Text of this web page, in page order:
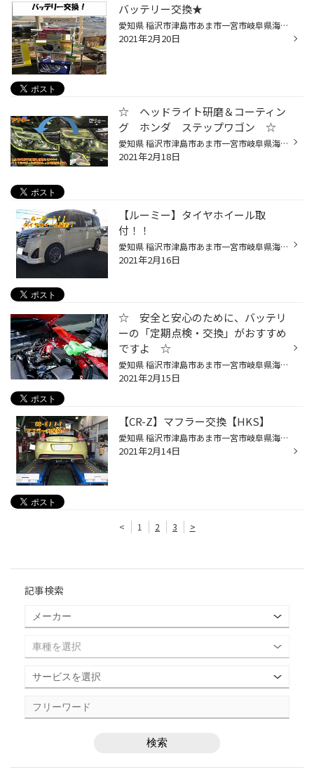
バッテリー交換★
愛知県 稲沢市津島市あま市一宮市岐阜県海津市その他 近隣のみなさま,こんにちは 今年もお客様の為、全力で取り組む お店 愛知県稲沢市福島町のタイヤ館稲沢です。 パンク 補償 サービス も始めました。 【祝】スマホ決済が導入されました！ d払い、ペイペイ活用できますので是非ご利用ください＾＾...
2021年2月20日
☆ ヘッドライト研磨＆コーティン
グ ホンダ ステップワゴン ☆
愛知県 稲沢市津島市あま市一宮市岐阜県海津市その他 近隣のみなさま,こんにちは 今年もお客様の為、全力で取り組む お店 愛知県稲沢市福島町のタイヤ館稲沢です。 パンク 補償 サービス も始めました。 【祝】スマホ決済が導入されました！ d払い、ペイペイ活用できますので是非ご利用ください＾＾...
2021年2月18日
【ルーミー】タイヤホイール取
付！！
愛知県 稲沢市津島市あま市一宮市岐阜県海津市その他 近隣のみなさま,こんにちは 今年もお客様の為、全力で取り組む お店 愛知県稲沢市福島町のタイヤ館稲沢です。 パンク 補償 サービス も始めました。 【祝】スマホ決済が導入されました！ d払い、ペイペイ活用できますので是非ご利用ください＾＾...
2021年2月16日
☆ 安全と安心のために、バッテリ
ーの「定期点検・交換」がおすすめ
ですよ ☆
愛知県 稲沢市津島市あま市一宮市岐阜県海津市その他 近隣のみなさま,こんにちは 今年もお客様の為、全力で取り組む お店 愛知県稲沢市福島町のタイヤ館稲沢です。 パンク 補償 サービス も始めました。 【祝】スマホ決済が導入されました！ d払い、ペイペイ活用できますので是非ご利用ください＾＾...
2021年2月15日
【CR-Z】マフラー交換【HKS】
愛知県 稲沢市津島市あま市一宮市岐阜県海津市その他 近隣のみなさま,こんにちは 今年もお客様の為、全力で取り組む お店 愛知県稲沢市福島町のタイヤ館稲沢です。 パンク 補償 サービス も始めました。 【祝】スマホ決済が導入されました！ d払い、ペイペイ活用できますので是非ご利用ください＾＾...
2021年2月14日
< 1 2 3 >
記事検索